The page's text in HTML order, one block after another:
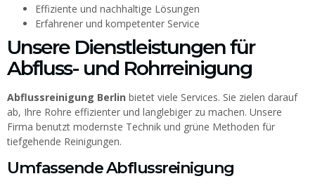
Effiziente und nachhaltige Lösungen
Erfahrener und kompetenter Service
Unsere Dienstleistungen für
Abfluss- und Rohrreinigung
Abflussreinigung Berlin bietet viele Services. Sie zielen darauf
ab, Ihre Rohre effizienter und langlebiger zu machen. Unsere
Firma benutzt modernste Technik und grüne Methoden für
tiefgehende Reinigungen.
Umfassende Abflussreinigung